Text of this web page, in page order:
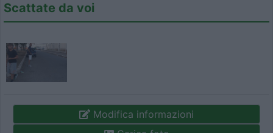
Scattate da voi
Modifica informazioni